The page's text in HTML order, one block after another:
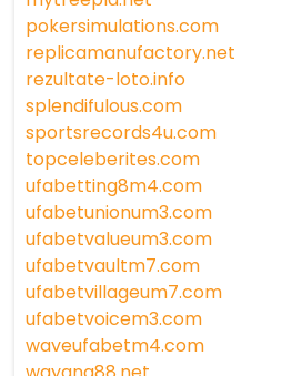
pokersimulations.com
replicamanufactory.net
rezultate-loto.info
splendifulous.com
sportsrecords4u.com
topceleberites.com
ufabetting8m4.com
ufabetunionum3.com
ufabetvalueum3.com
ufabetvaultm7.com
ufabetvillageum7.com
ufabetvoicem3.com
waveufabetm4.com